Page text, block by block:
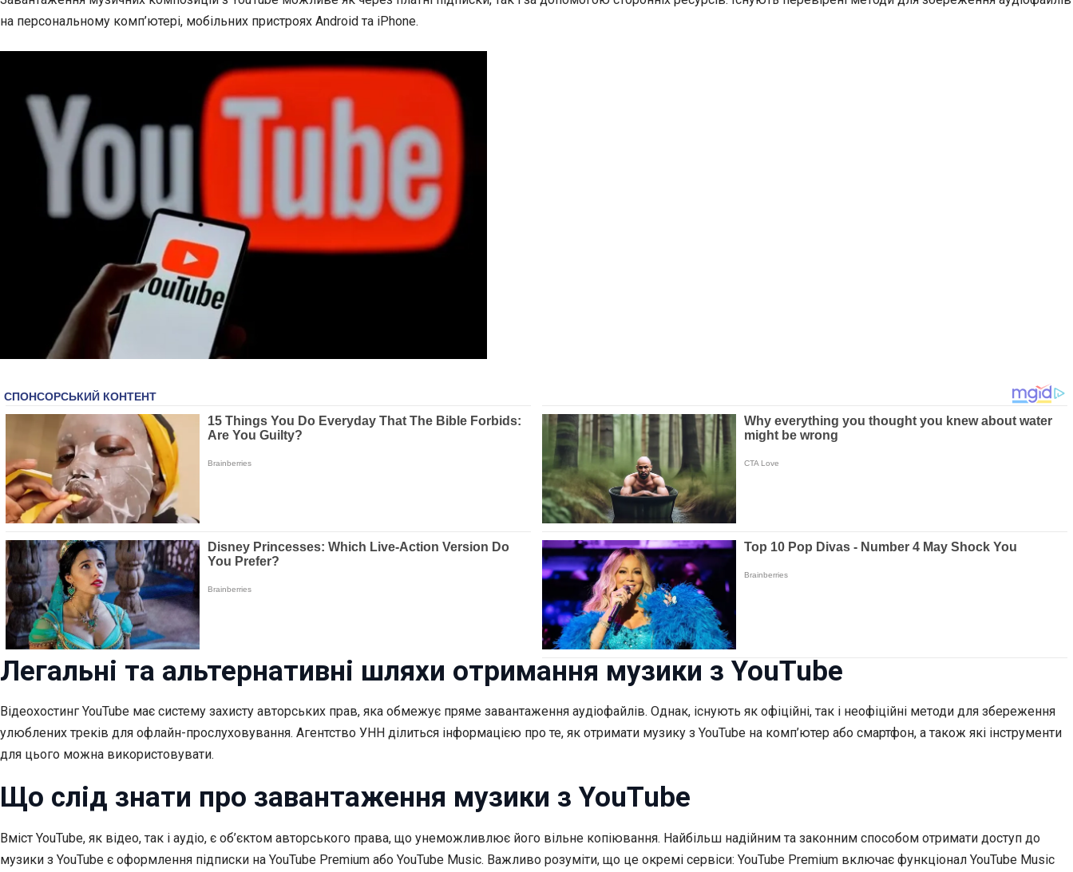
на персональному комп’ютері, мобільних пристроях Android та iPhone.
Легальні та альтернативні шляхи отримання музики з YouTube
Відеохостинг YouTube має систему захисту авторських прав, яка обмежує пряме завантаження аудіофайлів. Однак, існують як офіційні, так і неофіційні методи для збереження
улюблених треків для офлайн-прослуховування. Агентство УНН ділиться інформацією про те, як отримати музику з YouTube на комп’ютер або смартфон, а також які інструменти
для цього можна використовувати.
Що слід знати про завантаження музики з YouTube
Вміст YouTube, як відео, так і аудіо, є об’єктом авторського права, що унеможливлює його вільне копіювання. Найбільш надійним та законним способом отримати доступ до
музики з YouTube є оформлення підписки на YouTube Premium або YouTube Music. Важливо розуміти, що це окремі сервіси: YouTube Premium включає функціонал YouTube Music